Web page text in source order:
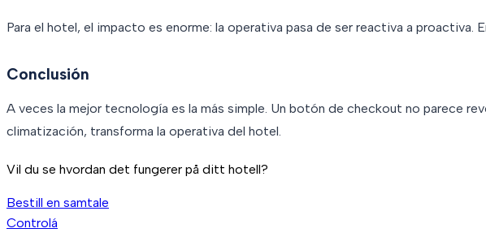
Para el hotel, el impacto es enorme: la operativa pasa de ser reactiva a
Conclusión
A veces la mejor tecnología es la más simple. Un botón de checkout no parece
climatización, transforma la operativa del hotel.
Vil du se hvordan det fungerer på ditt hotell?
Bestill en samtale
Controlá